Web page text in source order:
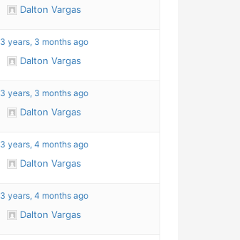
Dalton Vargas
3 years, 3 months ago
Dalton Vargas
3 years, 3 months ago
Dalton Vargas
3 years, 4 months ago
Dalton Vargas
3 years, 4 months ago
Dalton Vargas